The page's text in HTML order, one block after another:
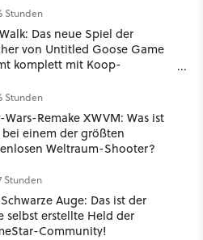
Stunden
Das neue Spiel der
von Untitled Goose Game
komplett mit Koop-
Stunden
Wars-Remake XWVM: Was ist
einem der größten
Weltraum-Shooter?
Stunden
Auge: Das ist der
selbst erstellte Held der
Community!